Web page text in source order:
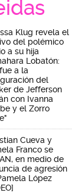
Klug revela el
del polémico
a su hija
Lobatón:
a la
del
de Jefferson
con Ivanna
y el Zorro
Cueva y
Franco se
en medio de
de agresión
López